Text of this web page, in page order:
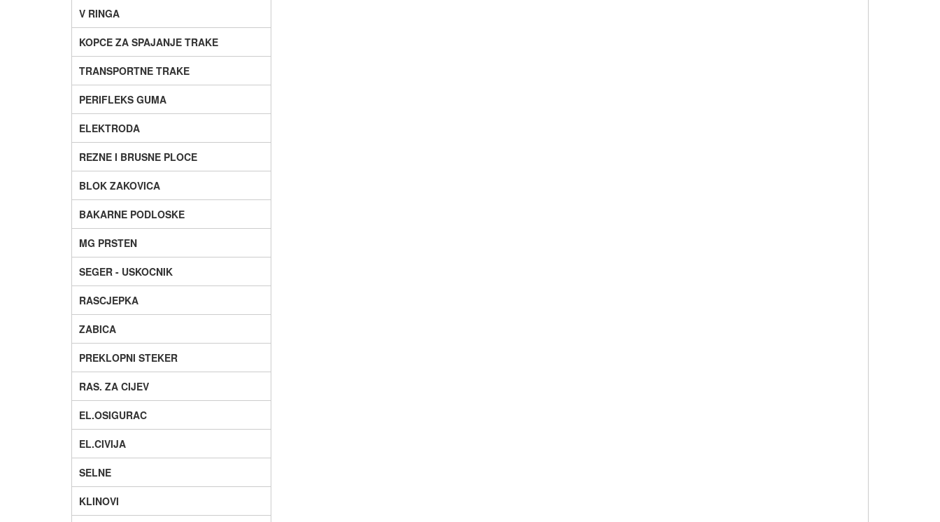
V RINGA
KOPCE ZA SPAJANJE TRAKE
TRANSPORTNE TRAKE
PERIFLEKS GUMA
ELEKTRODA
REZNE I BRUSNE PLOCE
BLOK ZAKOVICA
BAKARNE PODLOSKE
MG PRSTEN
SEGER - USKOCNIK
RASCJEPKA
ZABICA
PREKLOPNI STEKER
RAS. ZA CIJEV
EL.OSIGURAC
EL.CIVIJA
SELNE
KLINOVI